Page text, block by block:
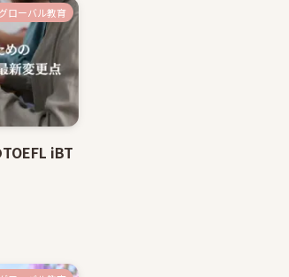
グローバル教育
iBT